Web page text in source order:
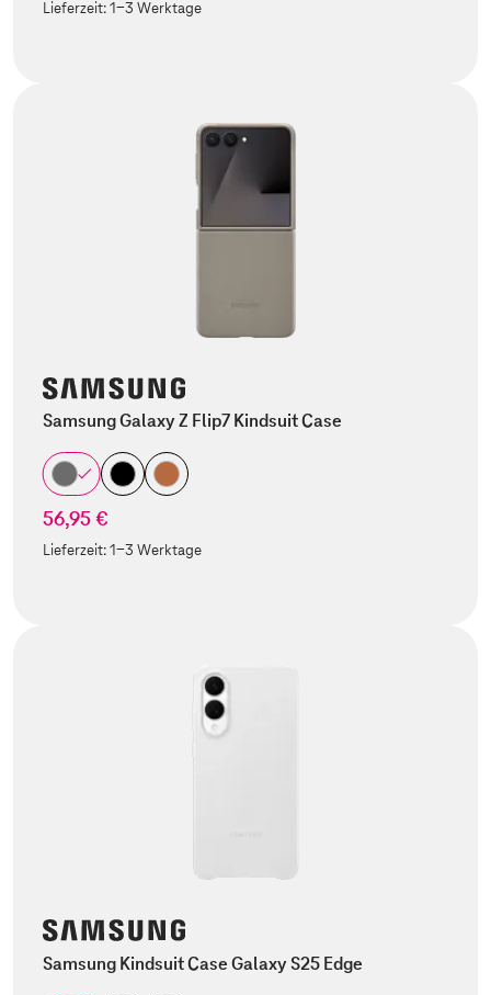
Lieferzeit:1-3 Werktage
Samsung Galaxy Z Flip7 Kindsuit Case
56,95 €
Lieferzeit:1-3 Werktage
Samsung Kindsuit Case Galaxy S25 Edge